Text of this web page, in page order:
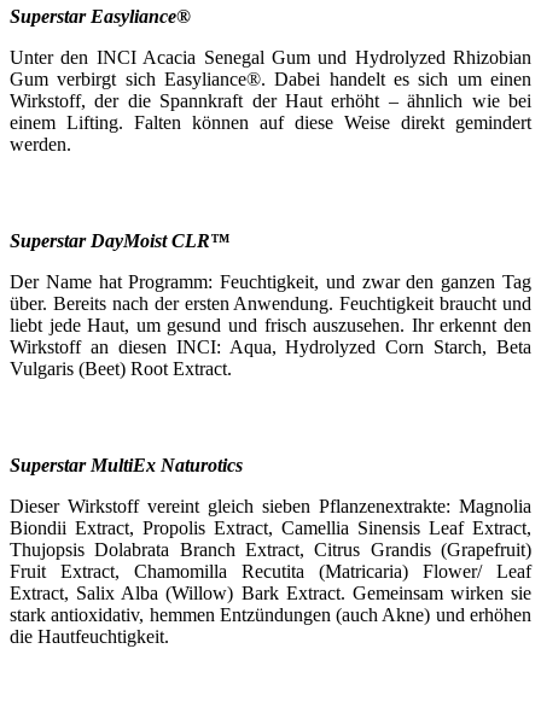
Superstar Easyliance®
Unter den INCI Acacia Senegal Gum und Hydrolyzed Rhizobian
Gum verbirgt sich Easyliance®. Dabei handelt es sich um einen
Wirkstoff, der die Spannkraft der Haut erhöht – ähnlich wie bei
einem Lifting. Falten können auf diese Weise direkt gemindert
werden.
Superstar DayMoist CLR™
Der Name hat Programm: Feuchtigkeit, und zwar den ganzen Tag
über. Bereits nach der ersten Anwendung. Feuchtigkeit braucht und
liebt jede Haut, um gesund und frisch auszusehen. Ihr erkennt den
Wirkstoff an diesen INCI: Aqua, Hydrolyzed Corn Starch, Beta
Vulgaris (Beet) Root Extract.
Superstar MultiEx Naturotics
Dieser Wirkstoff vereint gleich sieben Pflanzenextrakte: Magnolia
Biondii Extract, Propolis Extract, Camellia Sinensis Leaf Extract,
Thujopsis Dolabrata Branch Extract, Citrus Grandis (Grapefruit)
Fruit Extract, Chamomilla Recutita (Matricaria) Flower/ Leaf
Extract, Salix Alba (Willow) Bark Extract. Gemeinsam wirken sie
stark antioxidativ, hemmen Entzündungen (auch Akne) und erhöhen
die Hautfeuchtigkeit.